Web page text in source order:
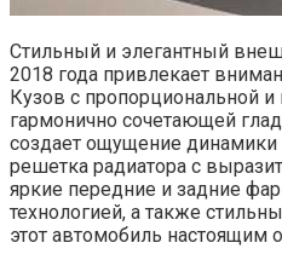
Стильный и элегантный
2018 года привлекает
Кузов с пропорциональной
гармонично сочетающей
создает ощущение
решетка радиатора с
яркие передние и задние
технологией, а также
этот автомобиль настоящим